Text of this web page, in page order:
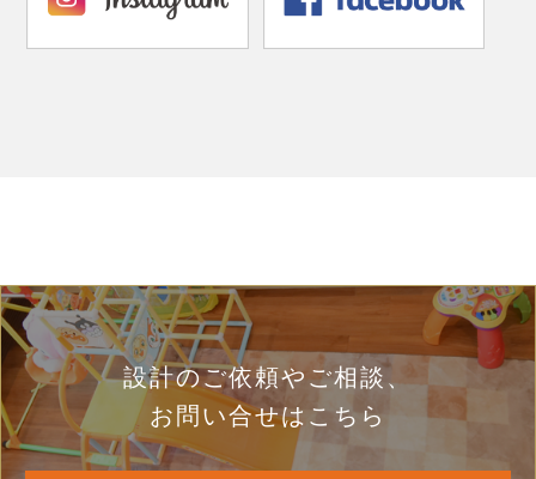
設計のご依頼やご相談、
お問い合せはこちら